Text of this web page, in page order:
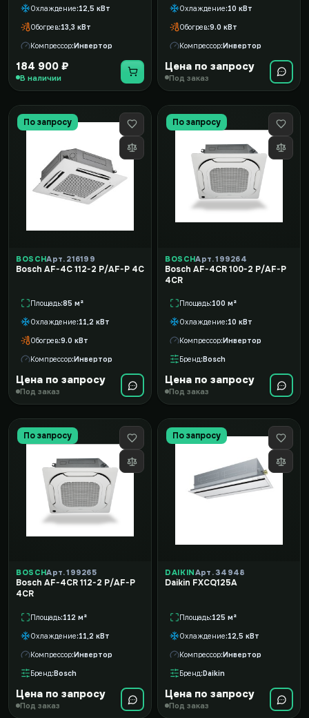
Охлаждение 12,5 кВт
Обогрев 13,3 кВт
Компрессор Инвертор
184 900 ₽
В наличии
Охлаждение 10 кВт
Обогрев 9.0 кВт
Компрессор Инвертор
Цена по запросу
Под заказ
По запросу
BOSCHАрт. 216199
Bosch AF-4C 112-2 P/AF-P 4C
Площадь 85 м²
Охлаждение 11,2 кВт
Обогрев 9.0 кВт
Компрессор Инвертор
Цена по запросу
Под заказ
По запросу
BOSCHАрт. 199264
Bosch AF-4CR 100-2 P/AF-P
4CR
Площадь 100 м²
Охлаждение 10 кВт
Компрессор Инвертор
Бренд Bosch
Цена по запросу
Под заказ
По запросу
BOSCHАрт. 199265
Bosch AF-4CR 112-2 P/AF-P
4CR
Площадь 112 м²
Охлаждение 11,2 кВт
Компрессор Инвертор
Бренд Bosch
Цена по запросу
Под заказ
По запросу
DAIKINАрт. 34948
Daikin FXCQ125A
Площадь 125 м²
Охлаждение 12,5 кВт
Компрессор Инвертор
Бренд Daikin
Цена по запросу
Под заказ